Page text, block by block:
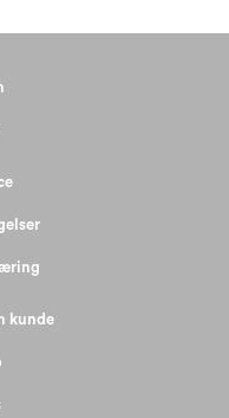
kunde